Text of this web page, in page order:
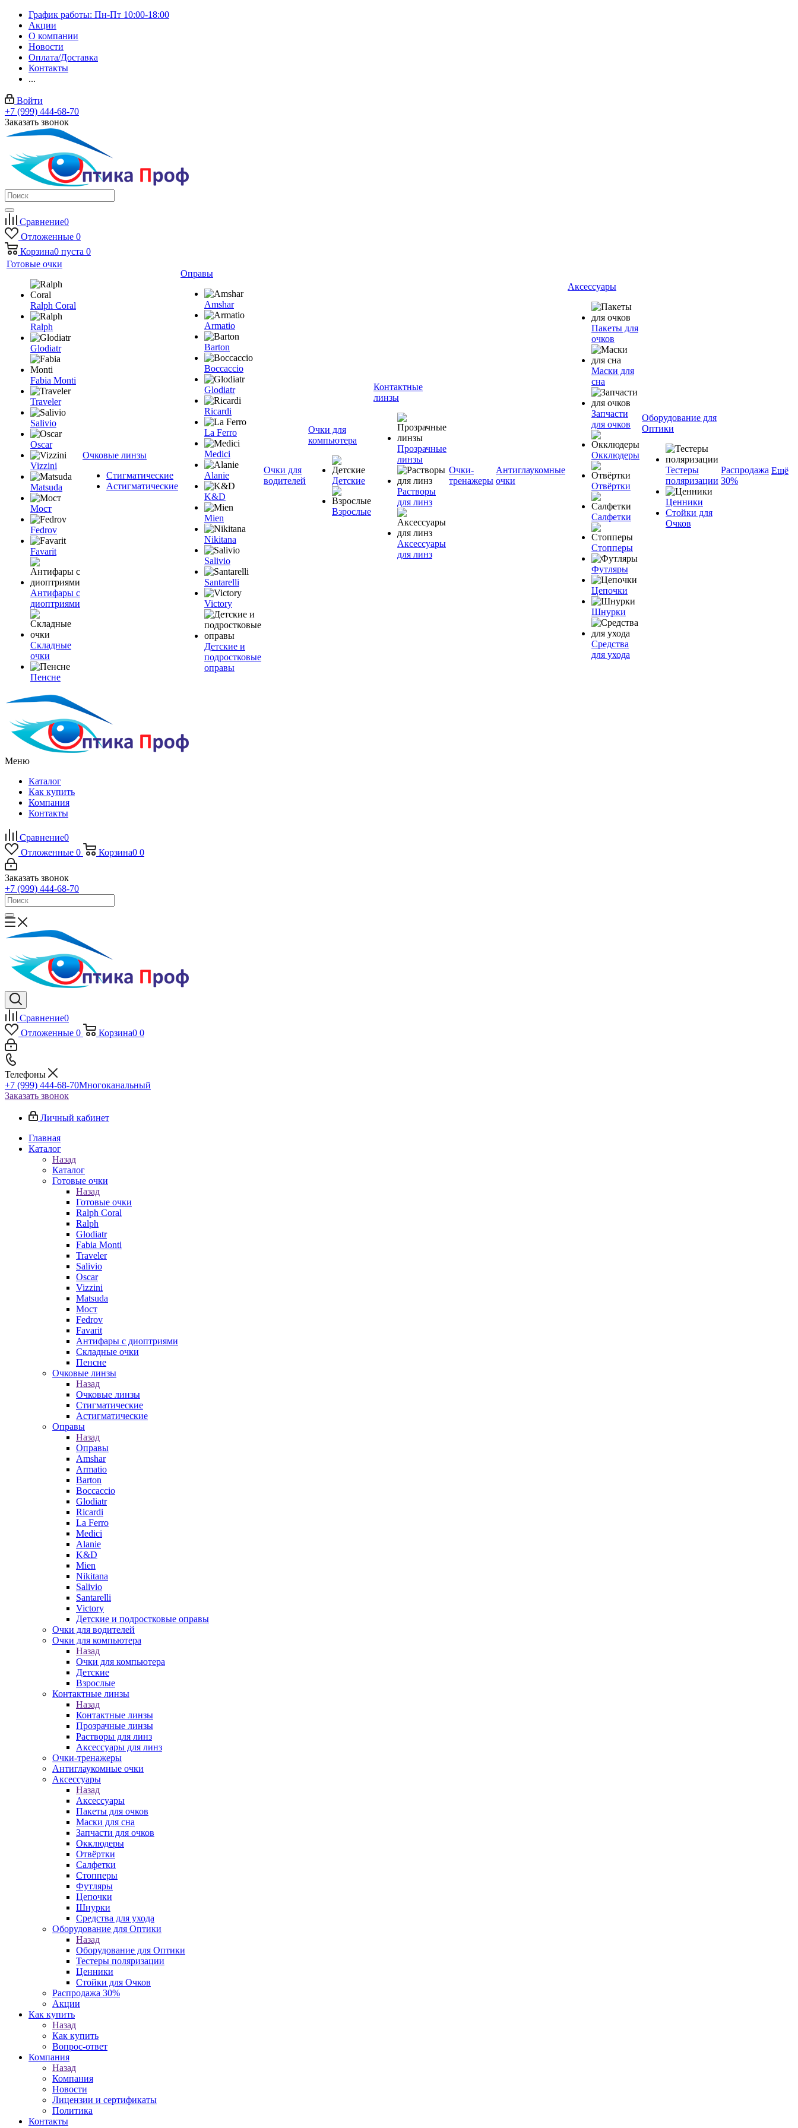
График работы: Пн-Пт 10:00-18:00
Акции
О компании
Новости
Оплата/Доставка
Контакты
...
Войти
+7 (999) 444-68-70
Заказать звонок
Сравнение0
Отложенные 0
Корзина0 пуста 0
Готовые очки
Ralph Coral
Ralph
Glodiatr
Fabia Monti
Traveler
Salivio
Oscar
Vizzini
Matsuda
Мост
Fedrov
Favarit
Антифары с
диоптриями
Складные
очки
Пенсне
Очковые линзы
Стигматические
Астигматические
Оправы
Amshar
Armatio
Barton
Boccaccio
Glodiatr
Ricardi
La Ferro
Medici
Alanie
K&D
Mien
Nikitana
Salivio
Santarelli
Victory
Детские и
подростковые
оправы
Очки для
водителей
Очки для
компьютера
Детские
Взрослые
Контактные
линзы
Прозрачные
линзы
Растворы
для линз
Аксессуары
для линз
Очки-
тренажеры
Антиглаукомные
очки
Аксессуары
Пакеты для
очков
Маски для
сна
Запчасти
для очков
Окклюдеры
Отвёртки
Салфетки
Стопперы
Футляры
Цепочки
Шнурки
Средства
для ухода
Оборудование для
Оптики
Тестеры
поляризации
Ценники
Стойки для
Очков
Распродажа
30%
Ещё
Меню
Каталог
Как купить
Компания
Контакты
Сравнение0
Отложенные 0 Корзина0 0
Заказать звонок
+7 (999) 444-68-70
Сравнение0
Отложенные 0 Корзина0 0
Телефоны
+7 (999) 444-68-70Многоканальный
Заказать звонок
Личный кабинет
Главная
Каталог
Назад
Каталог
Готовые очки
Назад
Готовые очки
Ralph Coral
Ralph
Glodiatr
Fabia Monti
Traveler
Salivio
Oscar
Vizzini
Matsuda
Мост
Fedrov
Favarit
Антифары с диоптриями
Складные очки
Пенсне
Очковые линзы
Назад
Очковые линзы
Стигматические
Астигматические
Оправы
Назад
Оправы
Amshar
Armatio
Barton
Boccaccio
Glodiatr
Ricardi
La Ferro
Medici
Alanie
K&D
Mien
Nikitana
Salivio
Santarelli
Victory
Детские и подростковые оправы
Очки для водителей
Очки для компьютера
Назад
Очки для компьютера
Детские
Взрослые
Контактные линзы
Назад
Контактные линзы
Прозрачные линзы
Растворы для линз
Аксессуары для линз
Очки-тренажеры
Антиглаукомные очки
Аксессуары
Назад
Аксессуары
Пакеты для очков
Маски для сна
Запчасти для очков
Окклюдеры
Отвёртки
Салфетки
Стопперы
Футляры
Цепочки
Шнурки
Средства для ухода
Оборудование для Оптики
Назад
Оборудование для Оптики
Тестеры поляризации
Ценники
Стойки для Очков
Распродажа 30%
Акции
Как купить
Назад
Как купить
Вопрос-ответ
Компания
Назад
Компания
Новости
Лицензии и сертификаты
Политика
Контакты